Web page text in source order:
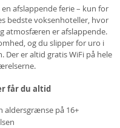
afslappende ferie – kun for
bedste voksenhoteller, hvor
atmosfæren er afslappende.
og du slipper for uro i
er altid gratis WiFi på hele
får du altid
aldersgrænse på 16+